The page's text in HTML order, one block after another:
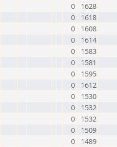
0
1628
0
1618
0
1608
0
1614
0
1583
0
1581
0
1595
0
1612
0
1530
0
1532
0
1532
0
1509
0
1489